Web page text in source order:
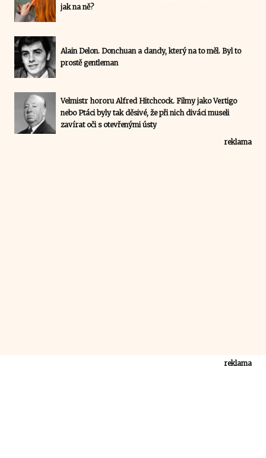
jak na ně?
Alain Delon. Donchuan a dandy, který na to měl. Byl to
prostě gentleman
Velmistr hororu Alfred Hitchcock. Filmy jako Vertigo
nebo Ptáci byly tak děsivé, že při nich diváci museli
zavírat oči s otevřenými ústy
reklama
reklama